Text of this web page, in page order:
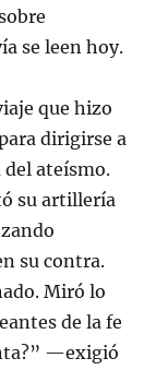
se leen hoy.
que hizo
dirigirse a
del ateísmo.
su artillería
su contra.
Miró lo
de la fe
—exigió